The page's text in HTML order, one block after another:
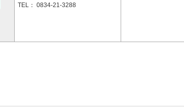
TEL： 0834-21-3288